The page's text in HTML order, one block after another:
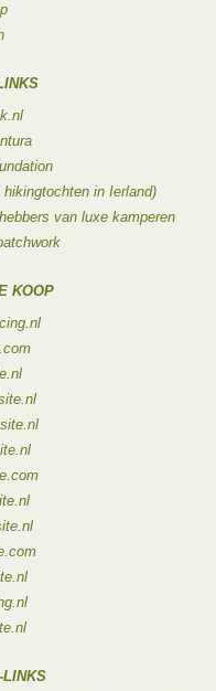
hikingtochten in Ierland)
van luxe kamperen
KOOP
LINKS